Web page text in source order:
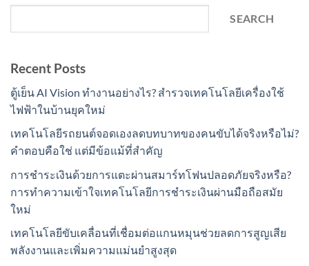
SEARCH
Recent Posts
ตู้เย็น AI Vision ทำงานอย่างไร? สำรวจเทคโนโลยีเครื่องใช้
ไฟฟ้าในบ้านยุคใหม่
เทคโนโลยีรถยนต์จอดเองลดบทบาทของคนขับได้จริงหรือไม่?
คำตอบคือใช่ แต่มีข้อแม้ที่สำคัญ
การชำระเงินด้วยการแตะผ่านสมาร์ทโฟนปลอดภัยจริงหรือ?
การทำความเข้าใจเทคโนโลยีการชำระเงินผ่านมือถือสมัย
ใหม่
เทคโนโลยีขับเคลื่อนที่เชื่อมต่อแกนหมุนช่วยลดการสูญเสีย
พลังงานและเพิ่มความแม่นยำสูงสุด